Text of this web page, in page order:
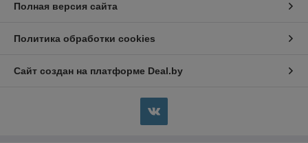
Полная версия сайта
Политика обработки cookies
Сайт создан на платформе Deal.by